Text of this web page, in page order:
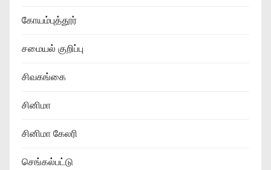
கோயம்புத்தூர்
சமையல் குறிப்பு
சிவகங்கை
சினிமா
சினிமா கேலரி
செங்கல்பட்டு